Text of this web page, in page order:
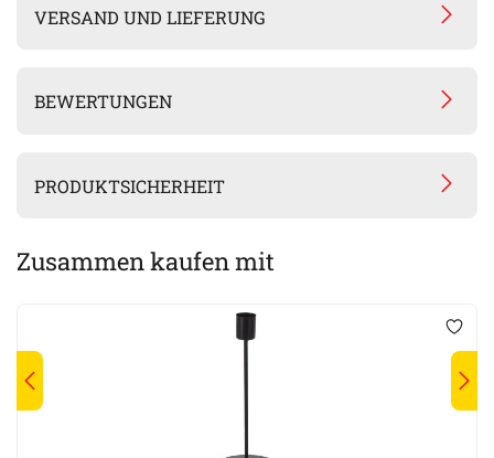
VERSAND UND LIEFERUNG
BEWERTUNGEN
PRODUKTSICHERHEIT
Zusammen kaufen mit